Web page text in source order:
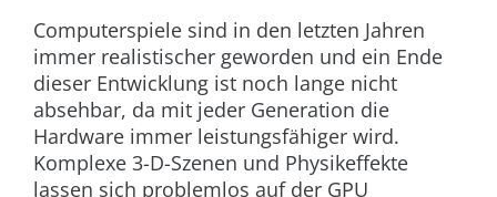
Computerspiele sind in den letzten Jahren
immer realistischer geworden und ein Ende
dieser Entwicklung ist noch lange nicht
absehbar, da mit jeder Generation die
Hardware immer leistungsfähiger wird.
Komplexe 3-D-Szenen und Physikeffekte
lassen sich problemlos auf der GPU